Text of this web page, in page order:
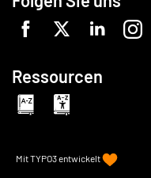
Ressourcen
MitTYPO3entwickelt